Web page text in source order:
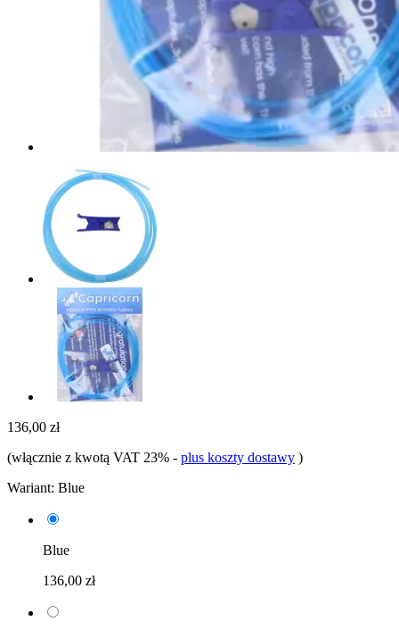
136,00 zł
(włącznie z kwotą VAT 23% - plus koszty dostawy )
Wariant: Blue
Blue
136,00 zł